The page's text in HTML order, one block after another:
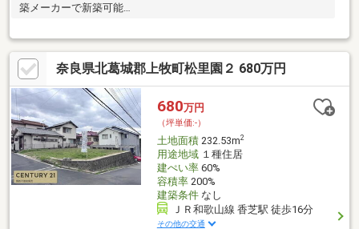
築メーカーで新築可能
月々の返済額４４，１８５円～ ≪家賃より安く購入可能≫※変
動優遇金利0.875％、35年返済、自己資金0円、借入1598万円の場
合■頭金０円でも購入可 ■ボーナス返済なし当社提携銀行にて住
宅ローン金利が大幅優遇受けられます■掲載されていない物件も
多数ございます。お家探しは住宅情報量豊富なセンチュリー２１
関西不動産販売にお任せ下さい！まずは「0745-44-8681」まで、
お気軽にお電話下さい。
奈良県北葛城郡上牧町松里園２ 680万円
680万円
（坪単価:-）
土地面積232.53m2
用途地域１種住居
建ぺい率60%
容積率200%
建築条件なし
ＪＲ和歌山線 香芝駅 徒歩16分
その他の交通